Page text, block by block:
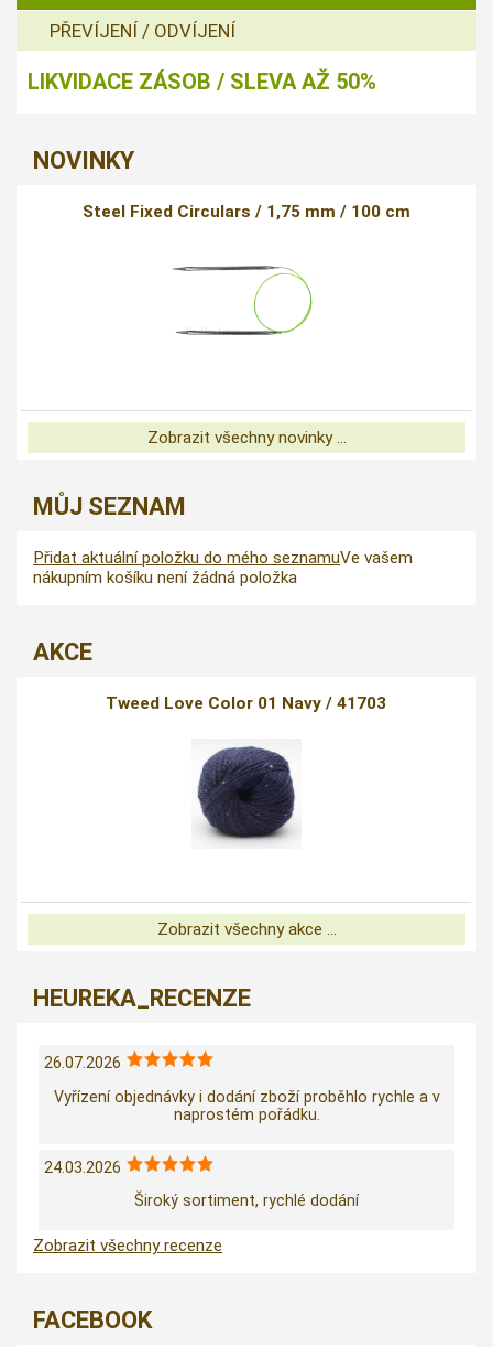
PŘEVÍJENÍ / ODVÍJENÍ
LIKVIDACE ZÁSOB / SLEVA AŽ 50%
NOVINKY
Steel Fixed Circulars / 1,75 mm / 100 cm
Zobrazit všechny novinky ...
MŮJ SEZNAM
Přidat aktuální položku do mého seznamuVe vašem
nákupním košíku není žádná položka
AKCE
Tweed Love Color 01 Navy / 41703
Zobrazit všechny akce ...
HEUREKA_RECENZE
26.07.2026
Vyřízení objednávky i dodání zboží proběhlo rychle a v
naprostém pořádku.
24.03.2026
Široký sortiment, rychlé dodání
Zobrazit všechny recenze
FACEBOOK